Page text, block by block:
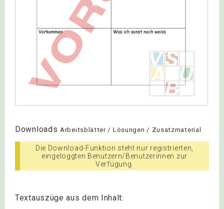
Downloads Arbeitsblätter / Lösungen / Zusatzmaterial
Die Download-Funktion steht nur registrierten,
eingeloggten Benutzern/Benutzerinnen zur
Verfügung.
Textauszüge aus dem Inhalt: